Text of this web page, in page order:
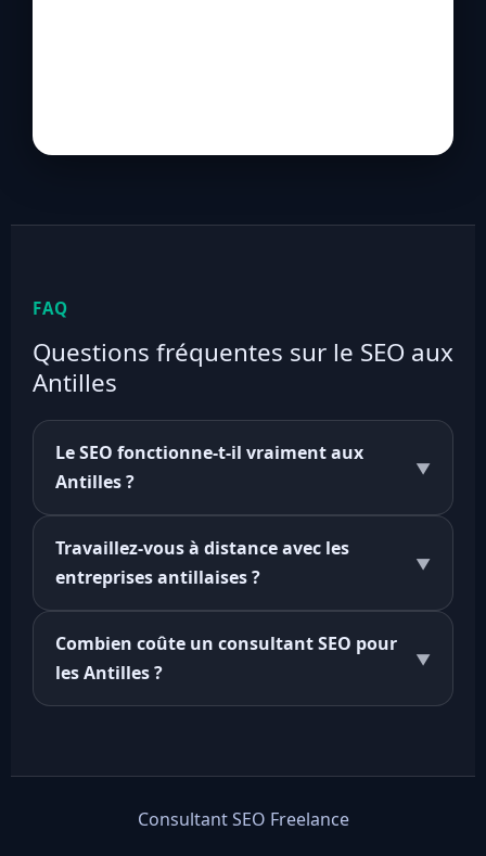
FAQ
Questions fréquentes sur le SEO aux
Antilles
Le SEO fonctionne-t-il vraiment aux
Antilles ?
▼
Travaillez-vous à distance avec les
entreprises antillaises ?
▼
Combien coûte un consultant SEO pour
les Antilles ?
▼
Consultant SEO Freelance